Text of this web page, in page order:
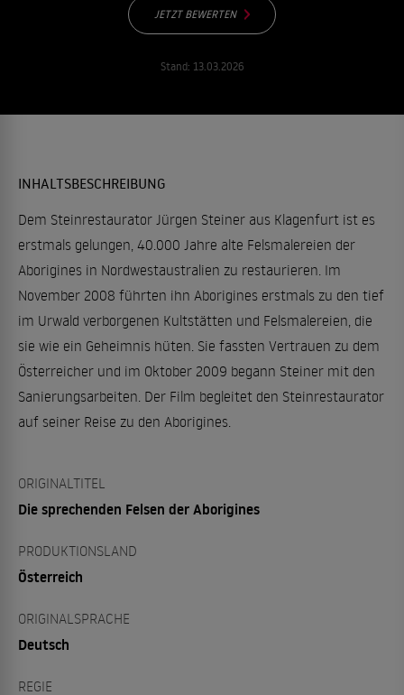
JETZT BEWERTEN
Stand: 13.03.2026
INHALTSBESCHREIBUNG
Dem Steinrestaurator Jürgen Steiner aus Klagenfurt ist es
erstmals gelungen, 40.000 Jahre alte Felsmalereien der
Aborigines in Nordwestaustralien zu restaurieren. Im
November 2008 führten ihn Aborigines erstmals zu den tief
im Urwald verborgenen Kultstätten und Felsmalereien, die
sie wie ein Geheimnis hüten. Sie fassten Vertrauen zu dem
Österreicher und im Oktober 2009 begann Steiner mit den
Sanierungsarbeiten. Der Film begleitet den Steinrestaurator
auf seiner Reise zu den Aborigines.
ORIGINALTITEL
Die sprechenden Felsen der Aborigines
PRODUKTIONSLAND
Österreich
ORIGINALSPRACHE
Deutsch
REGIE